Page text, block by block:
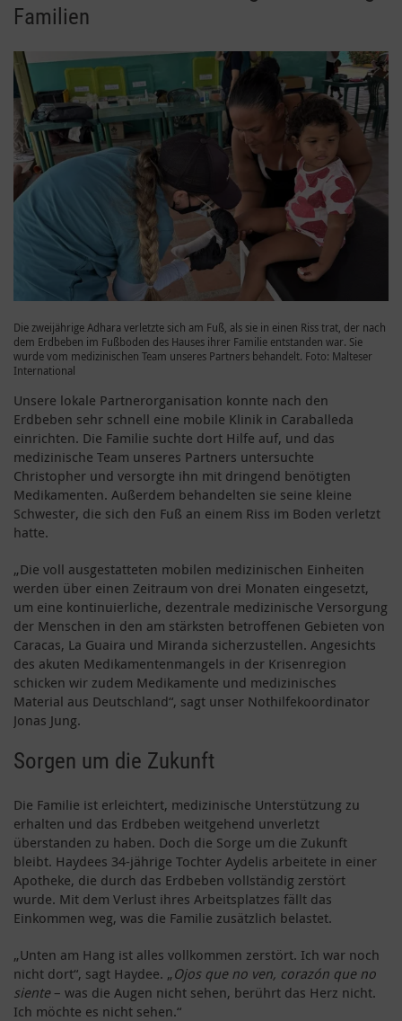
Familien
Die zweijährige Adhara verletzte sich am Fuß, als sie in einen Riss trat, der nach
dem Erdbeben im Fußboden des Hauses ihrer Familie entstanden war. Sie
wurde vom medizinischen Team unseres Partners behandelt. Foto: Malteser
International
Unsere lokale Partnerorganisation konnte nach den
Erdbeben sehr schnell eine mobile Klinik in Caraballeda
einrichten. Die Familie suchte dort Hilfe auf, und das
medizinische Team unseres Partners untersuchte
Christopher und versorgte ihn mit dringend benötigten
Medikamenten. Außerdem behandelten sie seine kleine
Schwester, die sich den Fuß an einem Riss im Boden verletzt
hatte.
„Die voll ausgestatteten mobilen medizinischen Einheiten
werden über einen Zeitraum von drei Monaten eingesetzt,
um eine kontinuierliche, dezentrale medizinische Versorgung
der Menschen in den am stärksten betroffenen Gebieten von
Caracas, La Guaira und Miranda sicherzustellen. Angesichts
des akuten Medikamentenmangels in der Krisenregion
schicken wir zudem Medikamente und medizinisches
Material aus Deutschland“, sagt unser Nothilfekoordinator
Jonas Jung.
Sorgen um die Zukunft
Die Familie ist erleichtert, medizinische Unterstützung zu
erhalten und das Erdbeben weitgehend unverletzt
überstanden zu haben. Doch die Sorge um die Zukunft
bleibt. Haydees 34-jährige Tochter Aydelis arbeitete in einer
Apotheke, die durch das Erdbeben vollständig zerstört
wurde. Mit dem Verlust ihres Arbeitsplatzes fällt das
Einkommen weg, was die Familie zusätzlich belastet.
„Unten am Hang ist alles vollkommen zerstört. Ich war noch
nicht dort“, sagt Haydee. „Ojos que no ven, corazón que no
siente– was die Augen nicht sehen, berührt das Herz nicht.
Ich möchte es nicht sehen.“